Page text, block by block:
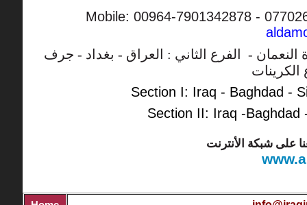
Mobile: 00964-7901342878 -
- الفرع الثاني : العراق - بغداد - جرف
Section I: Iraq - Baghdad -
Section II: Iraq -Baghdad
على شبكة الأنترنت